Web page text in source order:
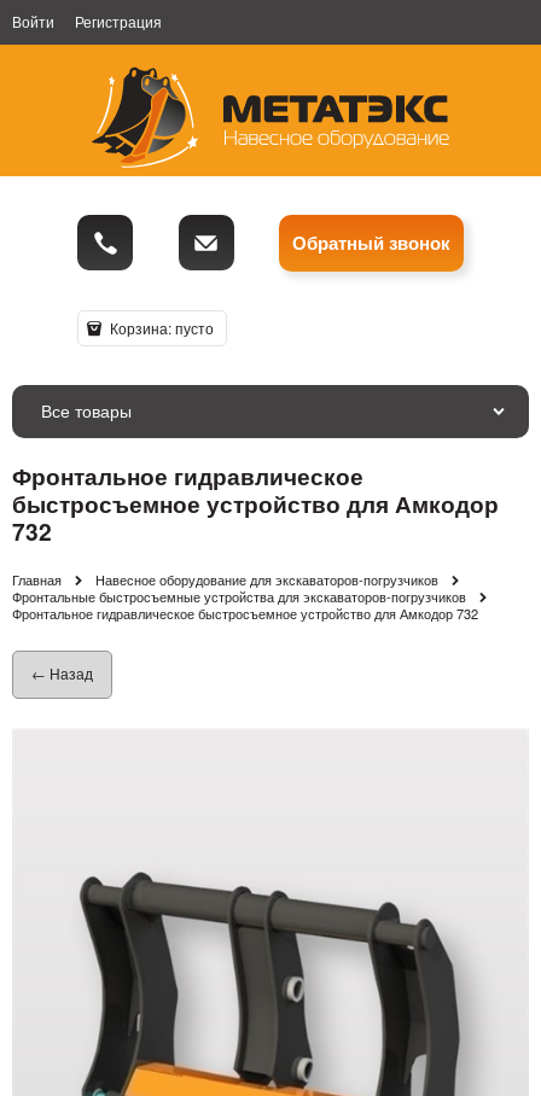
Войти Регистрация
Обратный звонок
Корзина:пусто
Все товары
Фронтальное гидравлическое
быстросъемное устройство для Амкодор
732
Главная
Навесное оборудование для экскаваторов-погрузчиков
Фронтальные быстросъемные устройства для экскаваторов-погрузчиков
Фронтальное гидравлическое быстросъемное устройство для Амкодор 732
← Назад